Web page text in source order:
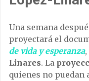
Una semana
proyectará el
de vida y esperanza
Linares. La
quienes no puedan